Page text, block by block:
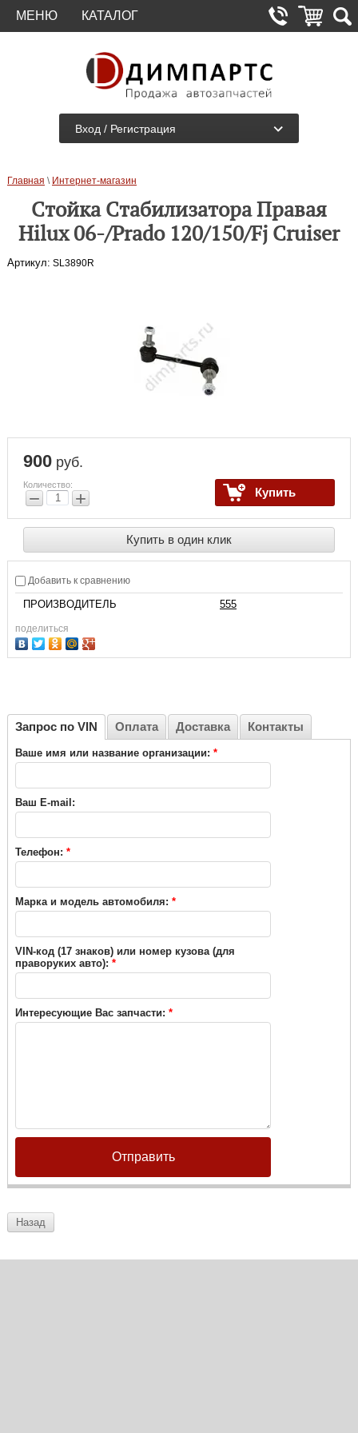
МЕНЮ КАТАЛОГ
Вход / Регистрация
Главная \ Интернет-магазин
Стойка Стабилизатора Правая
Hilux 06-/Prado 120/150/Fj Cruiser
Артикул: SL3890R
900 руб.
Количество:
− + Купить
Купить в один клик
Добавить к сравнению
ПРОИЗВОДИТЕЛЬ 555
поделиться
Запрос по VIN Оплата Доставка Контакты
Ваше имя или название организации: *
Ваш E-mail:
Телефон: *
Марка и модель автомобиля: *
VIN-код (17 знаков) или номер кузова (для
праворуких авто): *
Интересующие Вас запчасти: *
Отправить
Назад